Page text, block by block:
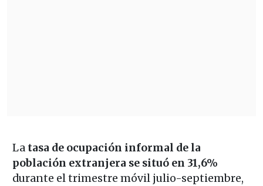
La tasa de ocupación informal de la
población extranjera se situó en 31,6%
durante el trimestre móvil julio-septiembre,